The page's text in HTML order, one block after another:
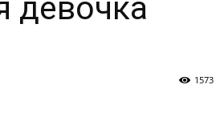
девочка
1573